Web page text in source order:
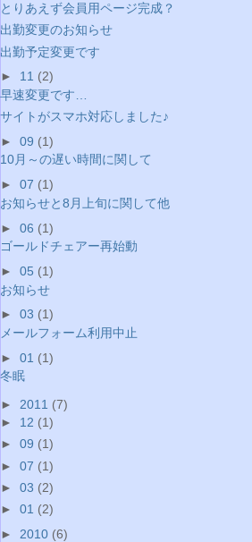
とりあえず会員用ページ完成？
出勤変更のお知らせ
出勤予定変更です
► 11 (2)
早速変更です…
サイトがスマホ対応しました♪
► 09 (1)
10月～の遅い時間に関して
► 07 (1)
お知らせと8月上旬に関して他
► 06 (1)
ゴールドチェアー再始動
► 05 (1)
お知らせ
► 03 (1)
メールフォーム利用中止
► 01 (1)
冬眠
► 2011 (7)
► 12 (1)
► 09 (1)
► 07 (1)
► 03 (2)
► 01 (2)
► 2010 (6)